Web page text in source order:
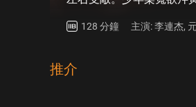
128 分鐘 主演: 李連杰,
推介